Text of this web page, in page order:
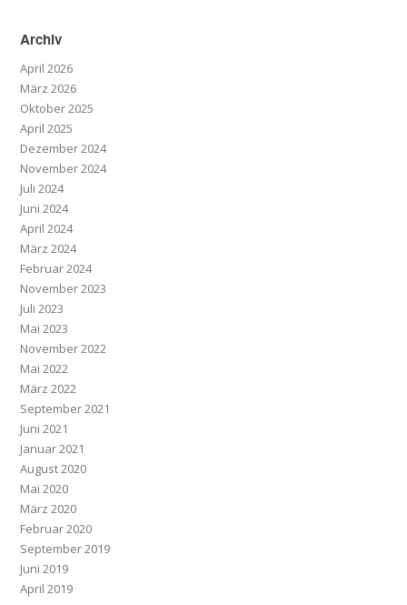
Archiv
April 2026
März 2026
Oktober 2025
April 2025
Dezember 2024
November 2024
Juli 2024
Juni 2024
April 2024
März 2024
Februar 2024
November 2023
Juli 2023
Mai 2023
November 2022
Mai 2022
März 2022
September 2021
Juni 2021
Januar 2021
August 2020
Mai 2020
März 2020
Februar 2020
September 2019
Juni 2019
April 2019